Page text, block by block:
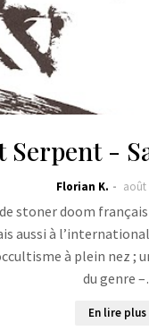
-
Florian K. août
stoner doom
aussi à
à plein nez ;
du genre
En lire plus